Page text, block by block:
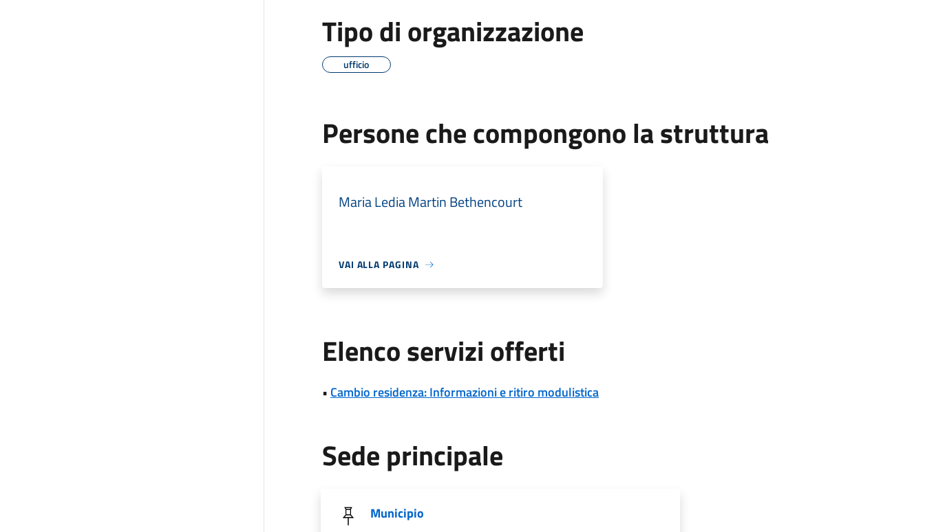
Tipo di organizzazione
ufficio
Persone che compongono la struttura
Maria Ledia Martin Bethencourt
VAI ALLA PAGINA
Elenco servizi offerti
• Cambio residenza: Informazioni e ritiro modulistica
Sede principale
Municipio